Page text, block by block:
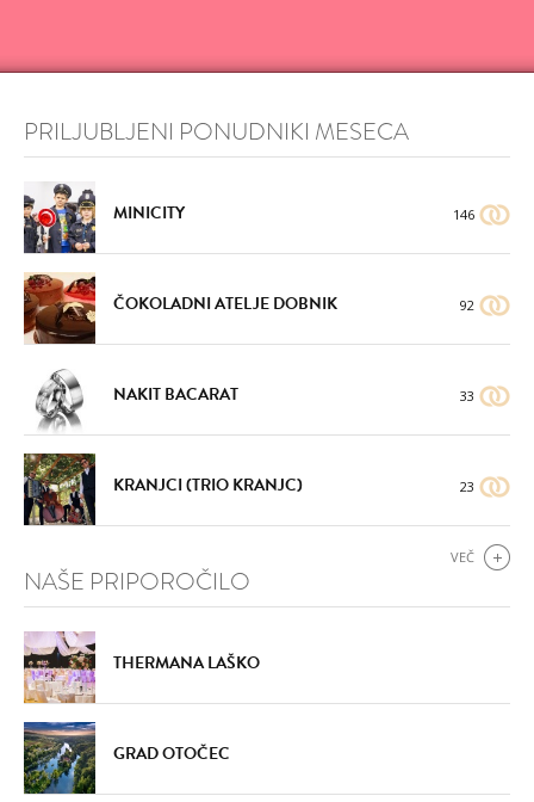
PRILJUBLJENI PONUDNIKI MESECA
MINICITY 146
ČOKOLADNI ATELJE DOBNIK 92
NAKIT BACARAT 33
KRANJCI (TRIO KRANJC) 23
VEČ
NAŠE PRIPOROČILO
THERMANA LAŠKO
GRAD OTOČEC